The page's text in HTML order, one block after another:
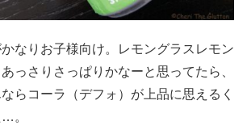
なりお子様向け。レモングラスレモン
っさりさっぱりかなーと思ってたら、
らコーラ（デフォ）が上品に思えるく
。